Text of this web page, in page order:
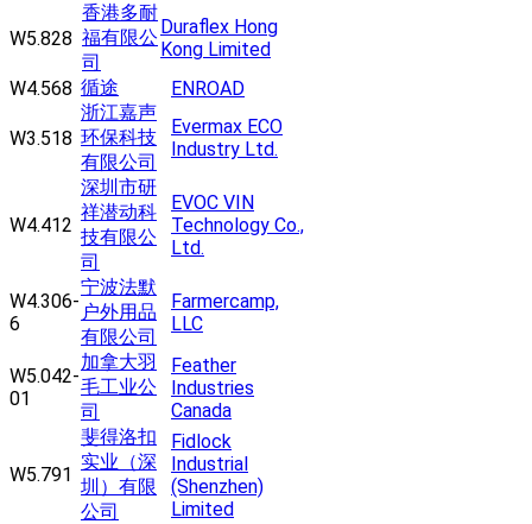
W5.828
香港多耐
福有限公
司
Duraflex Hong
Kong Limited
W4.568 循途 ENROAD
W3.518
浙江嘉声
环保科技
有限公司
Evermax ECO
Industry Ltd.
W4.412
深圳市研
祥潜动科
技有限公
司
EVOC VIN
Technology Co.,
Ltd.
W4.306-
6
宁波法默
户外用品
有限公司
Farmercamp,
LLC
W5.042-
01
加拿大羽
毛工业公
司
Feather
Industries
Canada
W5.791
斐得洛扣
实业（深
圳）有限
公司
Fidlock
Industrial
(Shenzhen)
Limited